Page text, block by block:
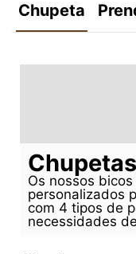
Chupeta
Os nossos
personalizados
com 4 tipos de
necessidades